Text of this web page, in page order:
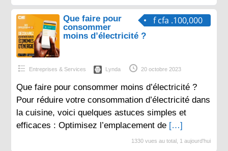
f cfa .100,000
Que faire pour
consommer
moins d’électricité ?
Entreprises & Services Lynda 20 octobre 2023
Que faire pour consommer moins d’électricité ?
Pour réduire votre consommation d’électricité dans
la cuisine, voici quelques astuces simples et
efficaces : Optimisez l’emplacement de […]
1330 vues au total, 1 aujourd'hui